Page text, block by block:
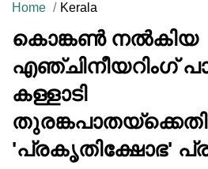
Home Kerala
കൊങ്കൺ നൽകിയ
എഞ്ചിനീയറിംഗ്
കള്ളാടി
'പ്രകൃതിക്ഷോഭ'